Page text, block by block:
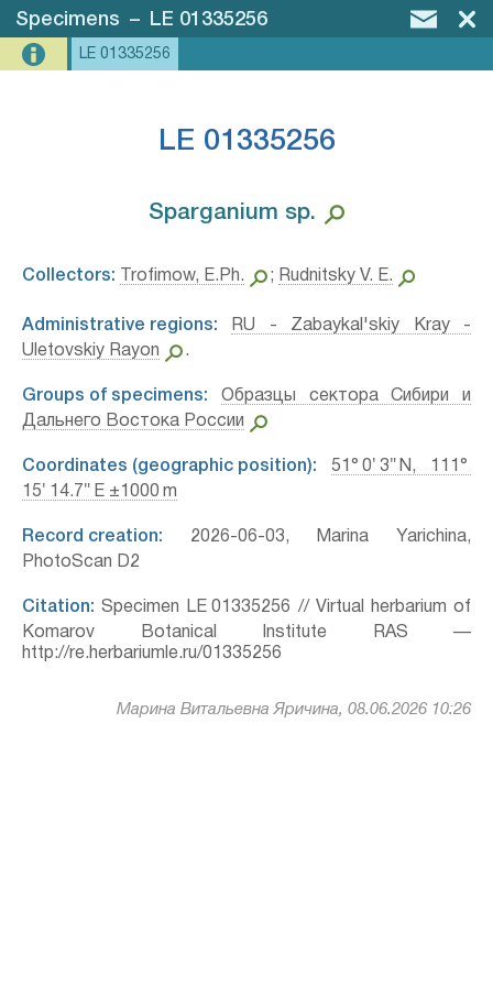
Specimens – LE 01335256
LE 01335256
LE 01335256
Sparganium sp.⁣
Collectors: Trofimow, E.Ph. ; Rudnitsky V. E.
Administrative regions:
RU - Zabaykal'skiy Kray -
Uletovskiy Rayon
.
Groups of specimens:
Образцы сектора Сибири и
Дальнего Востока России
Coordinates (geographic position):
51° 0′ 3″ N, 111°
15′ 14.7″ E ±1000 m
Record creation: 2026-06-03, Marina Yarichina,
PhotoScan D2
Citation: Specimen LE 01335256 // Virtual herbarium of
Komarov Botanical Institute RAS —
http://re.herbariumle.ru/01335256
Марина Витальевна Яричина, 08.06.2026 10:26